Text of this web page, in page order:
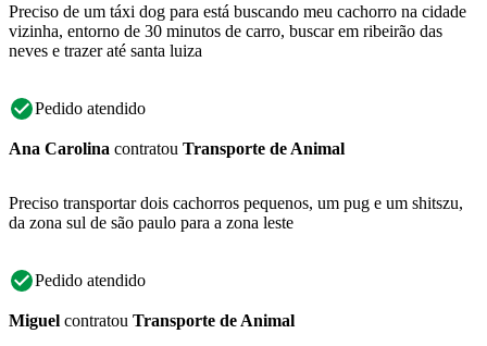
Preciso de um táxi dog para está buscando meu cachorro na cidade
vizinha, entorno de 30 minutos de carro, buscar em ribeirão das
neves e trazer até santa luiza
Pedido atendido
Ana Carolina contratou Transporte de Animal
Preciso transportar dois cachorros pequenos, um pug e um shitszu,
da zona sul de são paulo para a zona leste
Pedido atendido
Miguel contratou Transporte de Animal